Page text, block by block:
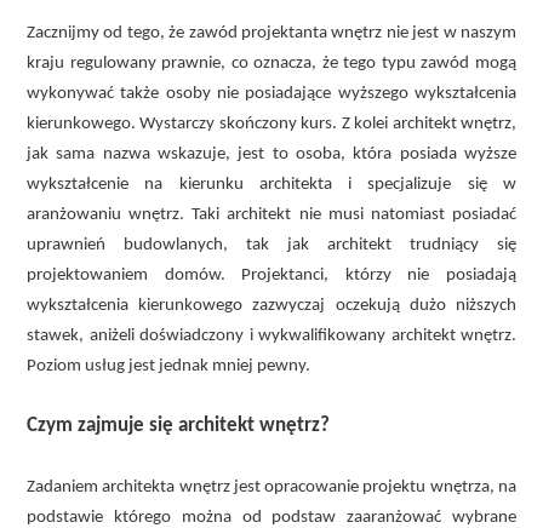
Zacznijmy od tego, że zawód projektanta wnętrz nie jest w naszym
kraju regulowany prawnie, co oznacza, że tego typu zawód mogą
wykonywać także osoby nie posiadające wyższego wykształcenia
kierunkowego. Wystarczy skończony kurs. Z kolei architekt wnętrz,
jak sama nazwa wskazuje, jest to osoba, która posiada wyższe
wykształcenie na kierunku architekta i specjalizuje się w
aranżowaniu wnętrz. Taki architekt nie musi natomiast posiadać
uprawnień budowlanych, tak jak architekt trudniący się
projektowaniem domów. Projektanci, którzy nie posiadają
wykształcenia kierunkowego zazwyczaj oczekują dużo niższych
stawek, aniżeli doświadczony i wykwalifikowany architekt wnętrz.
Poziom usług jest jednak mniej pewny.
Czym zajmuje się architekt wnętrz?
Zadaniem architekta wnętrz jest opracowanie projektu wnętrza, na
podstawie którego można od podstaw zaaranżować wybrane